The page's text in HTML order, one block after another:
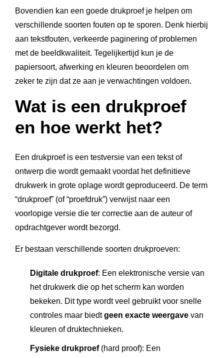
Bovendien kan een goede drukproef je helpen om
verschillende soorten fouten op te sporen. Denk hierbij
aan tekstfouten, verkeerde paginering of problemen
met de beeldkwaliteit. Tegelijkertijd kun je de
papiersoort, afwerking en kleuren beoordelen om
zeker te zijn dat ze aan je verwachtingen voldoen.
Wat is een drukproef
en hoe werkt het?
Een drukproef is een testversie van een tekst of
ontwerp die wordt gemaakt voordat het definitieve
drukwerk in grote oplage wordt geproduceerd. De term
“drukproef” (of “proefdruk”) verwijst naar een
voorlopige versie die ter correctie aan de auteur of
opdrachtgever wordt bezorgd.
Er bestaan verschillende soorten drukproeven:
Digitale drukproef: Een elektronische versie van
het drukwerk die op het scherm kan worden
bekeken. Dit type wordt veel gebruikt voor snelle
controles maar biedtgeen exacte weergave van
kleuren of druktechnieken.
Fysieke drukproef(hard proof): Een